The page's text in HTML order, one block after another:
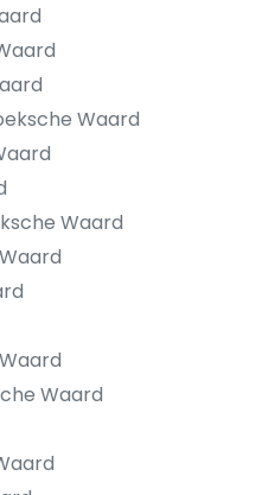
Waard
Waard
Waard